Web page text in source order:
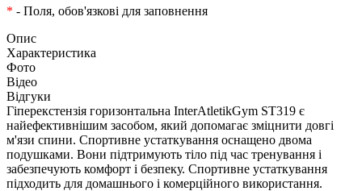
* - Поля, обов'язкові для заповнення
Опис
Характеристика
Фото
Відео
Відгуки
Гіперекстензія горизонтальна InterAtletikGym ST319 є
найефективнішим засобом, який допомагає зміцнити довгі
м'язи спини. Спортивне устаткування оснащено двома
подушками. Вони підтримують тіло під час тренування і
забезпечують комфорт і безпеку. Спортивне устаткування
підходить для домашнього і комерційного використання.